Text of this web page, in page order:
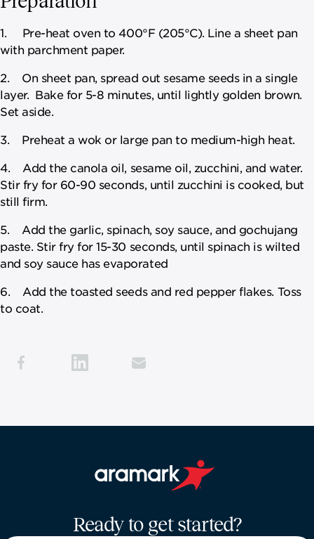
1. Pre-heat oven to 400°F (205°C). Line a sheet pan
with parchment paper.
2. On sheet pan, spread out sesame seeds in a single
layer. Bake for 5-8 minutes, until lightly golden brown.
Set aside.
3. Preheat a wok or large pan to medium-high heat.
4. Add the canola oil, sesame oil, zucchini, and water.
Stir fry for 60-90 seconds, until zucchini is cooked, but
still firm.
5. Add the garlic, spinach, soy sauce, and gochujang
paste. Stir fry for 15-30 seconds, until spinach is wilted
and soy sauce has evaporated
6. Add the toasted seeds and red pepper flakes. Toss
to coat.
Ready to get started?